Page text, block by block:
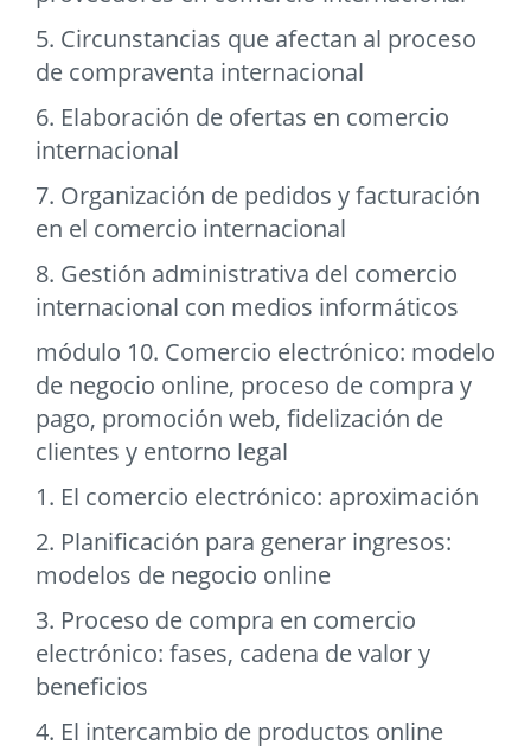
5. Circunstancias que afectan al proceso
de compraventa internacional
6. Elaboración de ofertas en comercio
internacional
7. Organización de pedidos y facturación
en el comercio internacional
8. Gestión administrativa del comercio
internacional con medios informáticos
módulo 10. Comercio electrónico: modelo
de negocio online, proceso de compra y
pago, promoción web, fidelización de
clientes y entorno legal
1. El comercio electrónico: aproximación
2. Planificación para generar ingresos:
modelos de negocio online
3. Proceso de compra en comercio
electrónico: fases, cadena de valor y
beneficios
4. El intercambio de productos online